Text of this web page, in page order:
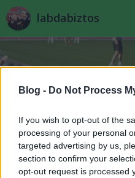
Blog - Do Not Process
If you wish to opt-out of the
processing of your personal
targeted advertising by us,
section to confirm your
opt-out request is processed
labdabiztos
Uborkaszezon és
Futó Lada•2020. március 23.